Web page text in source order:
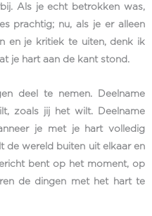
Als je echt betrokken was,
prachtig; nu, als je er alleen
en je kritiek te uiten, denk ik
je hart aan de kant stond.
deel te nemen. Deelname
zoals jij het wilt. Deelname
je met je hart volledig
de wereld buiten uit elkaar en
bent op het moment, op
de dingen met het hart te